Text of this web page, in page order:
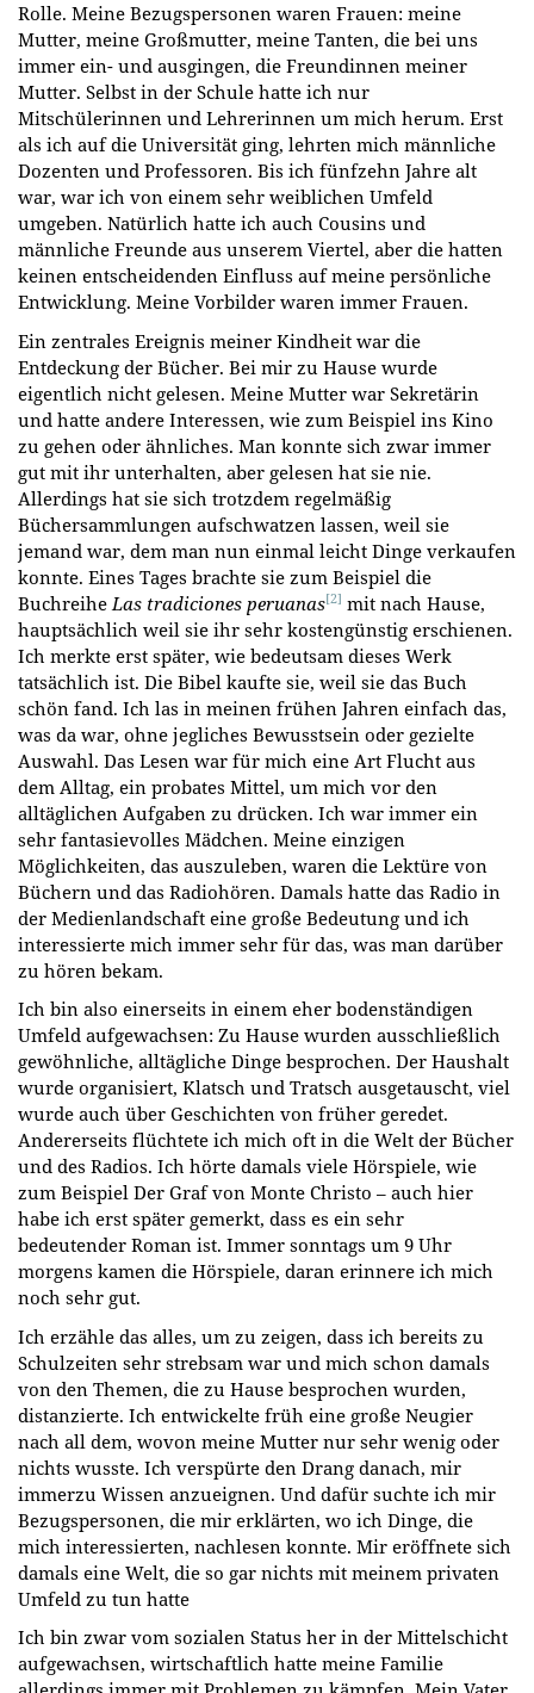
Rolle. Meine Bezugspersonen waren Frauen: meine
Mutter, meine Großmutter, meine Tanten, die bei uns
immer ein- und ausgingen, die Freundinnen meiner
Mutter. Selbst in der Schule hatte ich nur
Mitschülerinnen und Lehrerinnen um mich herum. Erst
als ich auf die Universität ging, lehrten mich männliche
Dozenten und Professoren. Bis ich fünfzehn Jahre alt
war, war ich von einem sehr weiblichen Umfeld
umgeben. Natürlich hatte ich auch Cousins und
männliche Freunde aus unserem Viertel, aber die hatten
keinen entscheidenden Einfluss auf meine persönliche
Entwicklung. Meine Vorbilder waren immer Frauen.
Ein zentrales Ereignis meiner Kindheit war die
Entdeckung der Bücher. Bei mir zu Hause wurde
eigentlich nicht gelesen. Meine Mutter war Sekretärin
und hatte andere Interessen, wie zum Beispiel ins Kino
zu gehen oder ähnliches. Man konnte sich zwar immer
gut mit ihr unterhalten, aber gelesen hat sie nie.
Allerdings hat sie sich trotzdem regelmäßig
Büchersammlungen aufschwatzen lassen, weil sie
jemand war, dem man nun einmal leicht Dinge verkaufen
konnte. Eines Tages brachte sie zum Beispiel die
Buchreihe Las tradiciones peruanas[2] mit nach Hause,
hauptsächlich weil sie ihr sehr kostengünstig erschienen.
Ich merkte erst später, wie bedeutsam dieses Werk
tatsächlich ist. Die Bibel kaufte sie, weil sie das Buch
schön fand. Ich las in meinen frühen Jahren einfach das,
was da war, ohne jegliches Bewusstsein oder gezielte
Auswahl. Das Lesen war für mich eine Art Flucht aus
dem Alltag, ein probates Mittel, um mich vor den
alltäglichen Aufgaben zu drücken. Ich war immer ein
sehr fantasievolles Mädchen. Meine einzigen
Möglichkeiten, das auszuleben, waren die Lektüre von
Büchern und das Radiohören. Damals hatte das Radio in
der Medienlandschaft eine große Bedeutung und ich
interessierte mich immer sehr für das, was man darüber
zu hören bekam.
Ich bin also einerseits in einem eher bodenständigen
Umfeld aufgewachsen: Zu Hause wurden ausschließlich
gewöhnliche, alltägliche Dinge besprochen. Der Haushalt
wurde organisiert, Klatsch und Tratsch ausgetauscht, viel
wurde auch über Geschichten von früher geredet.
Andererseits flüchtete ich mich oft in die Welt der Bücher
und des Radios. Ich hörte damals viele Hörspiele, wie
zum Beispiel Der Graf von Monte Christo – auch hier
habe ich erst später gemerkt, dass es ein sehr
bedeutender Roman ist. Immer sonntags um 9 Uhr
morgens kamen die Hörspiele, daran erinnere ich mich
noch sehr gut.
Ich erzähle das alles, um zu zeigen, dass ich bereits zu
Schulzeiten sehr strebsam war und mich schon damals
von den Themen, die zu Hause besprochen wurden,
distanzierte. Ich entwickelte früh eine große Neugier
nach all dem, wovon meine Mutter nur sehr wenig oder
nichts wusste. Ich verspürte den Drang danach, mir
immerzu Wissen anzueignen. Und dafür suchte ich mir
Bezugspersonen, die mir erklärten, wo ich Dinge, die
mich interessierten, nachlesen konnte. Mir eröffnete sich
damals eine Welt, die so gar nichts mit meinem privaten
Umfeld zu tun hatte
Ich bin zwar vom sozialen Status her in der Mittelschicht
aufgewachsen, wirtschaftlich hatte meine Familie